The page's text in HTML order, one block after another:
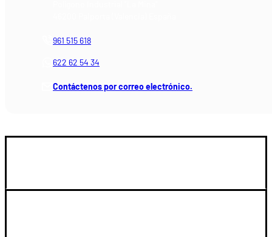
961 515 618
622 62 54 34
Contáctenos por correo electrónico.